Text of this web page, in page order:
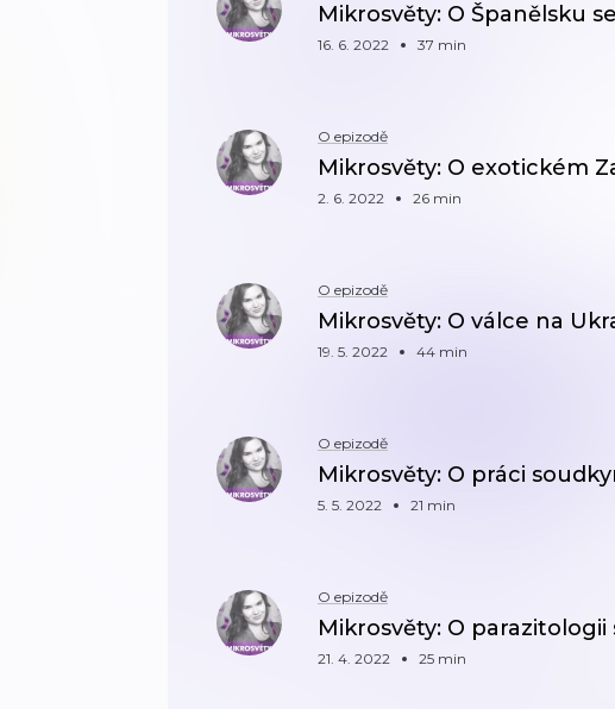
Mikrosvěty: O Španělsku
16. 6. 2022 37 min
O epizodě
Mikrosvěty: O exotickém
2. 6. 2022 26 min
O epizodě
Mikrosvěty: O válce na
19. 5. 2022 44 min
O epizodě
Mikrosvěty: O práci
5. 5. 2022 21 min
O epizodě
Mikrosvěty: O
21. 4. 2022 25 min